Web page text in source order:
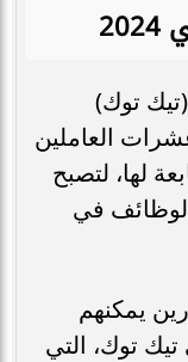
توك)
العاملين
لها، لتصبح
في
يمكنهم
توك، التي